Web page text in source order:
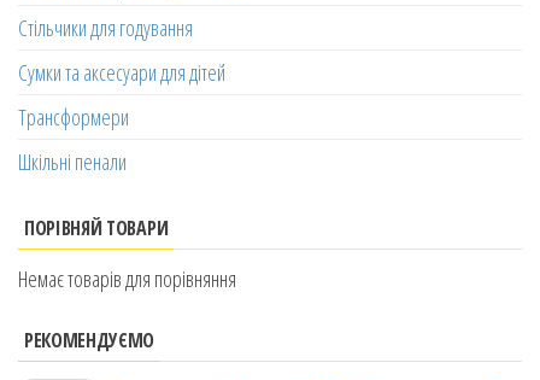
Стільчики для годування
Сумки та аксесуари для дітей
Трансформери
Шкільні пенали
ПОРІВНЯЙ ТОВАРИ
Немає товарів для порівняння
РЕКОМЕНДУЄМО